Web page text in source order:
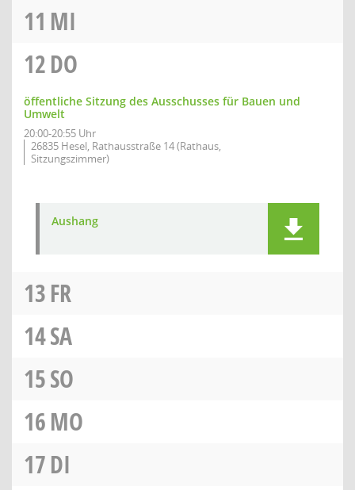
11 MI
12DO
öffentliche Sitzung des Ausschusses für Bauen und
Umwelt
20:00-20:55 Uhr
26835 Hesel, Rathausstraße 14 (Rathaus,
Sitzungszimmer)
Aushang
13FR
14SA
15SO
16MO
17DI